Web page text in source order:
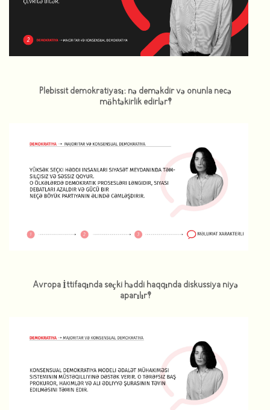
Plebissit demokratiyası: nə deməkdir və onunla necə
möhtəkirlik edirlər?
Avropa İttifaqında seçki həddi haqqında diskussiya niyə
aparılır?